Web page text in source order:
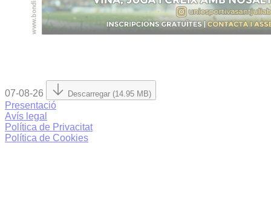
07-08-26 Descarregar (14.95 MB)
Presentació
Avís legal
Política de Privacitat
Política de Cookies